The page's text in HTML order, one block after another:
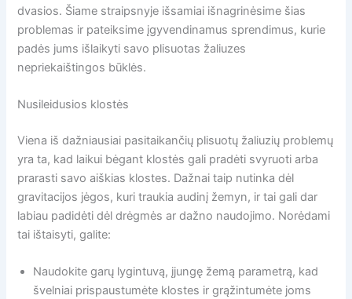
dvasios. Šiame straipsnyje išsamiai išnagrinėsime šias
problemas ir pateiksime įgyvendinamus sprendimus, kurie
padės jums išlaikyti savo plisuotas žaliuzes
nepriekaištingos būklės.
Nusileidusios klostės
Viena iš dažniausiai pasitaikančių plisuotų žaliuzių problemų
yra ta, kad laikui bėgant klostės gali pradėti svyruoti arba
prarasti savo aiškias klostes. Dažnai taip nutinka dėl
gravitacijos jėgos, kuri traukia audinį žemyn, ir tai gali dar
labiau padidėti dėl drėgmės ar dažno naudojimo. Norėdami
tai ištaisyti, galite:
Naudokite garų lygintuvą, įjungę žemą parametrą, kad
švelniai prispaustumėte klostes ir grąžintumėte joms